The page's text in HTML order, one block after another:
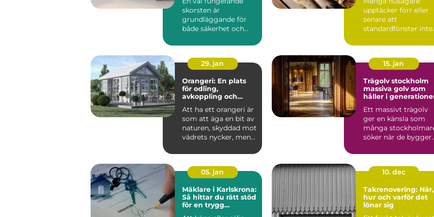
skorsten är
grundläggande för
både säkerhet och
du eldar i ka...
upptäcker förr eller
senare att
standardfönster inte
Kanske är ö...
29. jan
Orangeri: En plats
för odling,
avkoppling och
Att ha ett orangeri är
som att äga en bit av
naturen, skyddad mot
vädrets nycker, men...
15. jan
Trägolv stockholm
massiva golv som
håller i
Ett massivt trägolv
ger en känsla som
många
söker när de bygger
inr...
05. jan
Mäklare i Karlskrona:
Så hittar du rätt stöd
för en trygg
10. dec
Takrenovering: När,
hur och varför det
lönar sig